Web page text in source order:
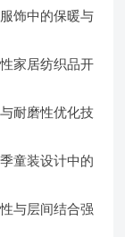
饰中的保暖与
家居纺织品开
耐磨性优化技
童装设计中的
与层间结合强